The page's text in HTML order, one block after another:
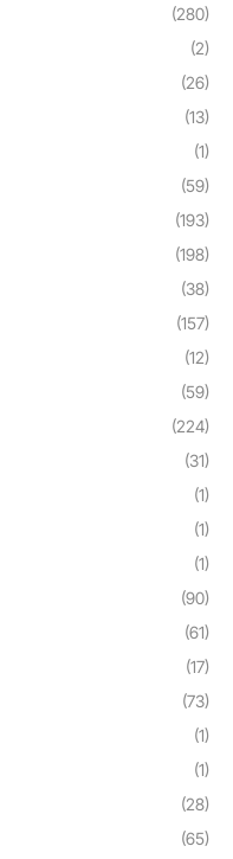
(280)
(2)
(26)
(13)
(1)
(59)
(193)
(198)
(38)
(157)
(12)
(59)
(224)
(31)
(1)
(1)
(1)
(90)
(61)
(17)
(73)
(1)
(1)
(28)
(65)